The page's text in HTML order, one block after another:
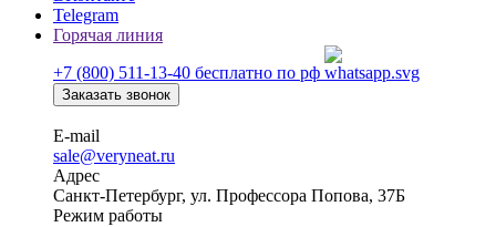
Telegram
Горячая линия
+7 (800) 511-13-40 бесплатно по рф
Заказать звонок
E-mail
sale@veryneat.ru
Адрес
Санкт-Петербург, ул. Профессора Попова, 37Б
Режим работы